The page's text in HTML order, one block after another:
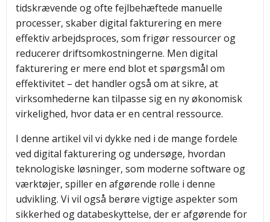
tidskrævende og ofte fejlbehæftede manuelle
processer, skaber digital fakturering en mere
effektiv arbejdsproces, som frigør ressourcer og
reducerer driftsomkostningerne. Men digital
fakturering er mere end blot et spørgsmål om
effektivitet – det handler også om at sikre, at
virksomhederne kan tilpasse sig en ny økonomisk
virkelighed, hvor data er en central ressource.
I denne artikel vil vi dykke ned i de mange fordele
ved digital fakturering og undersøge, hvordan
teknologiske løsninger, som moderne software og
værktøjer, spiller en afgørende rolle i denne
udvikling. Vi vil også berøre vigtige aspekter som
sikkerhed og databeskyttelse, der er afgørende for